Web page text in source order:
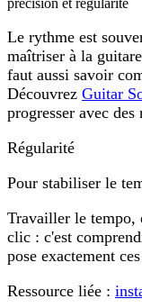
Le rythme est
maîtriser à la
faut aussi savoir
Découvrez Guitar
progresser avec des
Régularité
Pour stabiliser le
Travailler le tempo,
clic : c'est
pose exactement
Ressource liée :